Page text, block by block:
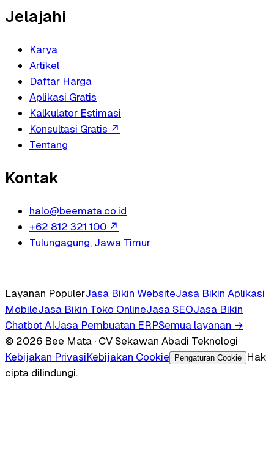
Jelajahi
Karya
Artikel
Daftar Harga
Aplikasi Gratis
Kalkulator Estimasi
Konsultasi Gratis ↗
Tentang
Kontak
halo@beemata.co.id
+62 812 321 100 ↗
Tulungagung, Jawa Timur
Layanan PopulerJasa Bikin WebsiteJasa Bikin Aplikasi
MobileJasa Bikin Toko OnlineJasa SEOJasa Bikin
Chatbot AIJasa Pembuatan ERPSemua layanan →
© 2026 Bee Mata · CV Sekawan Abadi Teknologi
Kebijakan PrivasiKebijakan Cookie Pengaturan Cookie
Hak
cipta dilindungi.